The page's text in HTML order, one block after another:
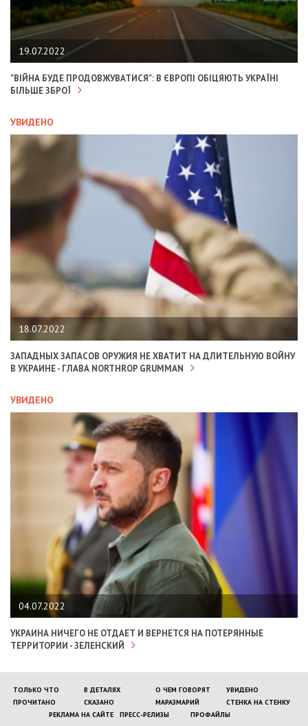
19.07.2022
"ВІЙНА БУДЕ ПРОДОВЖУВАТИСЯ": В ЄВРОПІ ОБІЦЯЮТЬ УКРАЇНІ
БІЛЬШЕ ЗБРОЇ
УВИДЕНО
18.07.2022
ЗАПАДНЫХ ЗАПАСОВ ОРУЖИЯ НЕ ХВАТИТ НА ДЛИТЕЛЬНУЮ ВОЙНУ
В УКРАИНЕ - ГЛАВА NORTHROP GRUMMAN
УВИДЕНО
04.07.2022
УКРАИНА НИЧЕГО НЕ ОТДАЕТ И ВЕРНЕТСЯ НА ПОТЕРЯННЫЕ
ТЕРРИТОРИИ - ЗЕЛЕНСКИЙ
ТОЛЬКО ЧТО В ДЕТАЛЯХ О ЧЕМ ГОВОРЯТ
УВИДЕНО
ПРОЧИТАНО
СКАЗАНО МАРАЗМАРИЙ
СТЕНКА НА СТЕНКУ
РЕКЛАМА НА САЙТЕ
ПРЕСС-РЕЛИЗЫ ПРОФАЙЛЫ